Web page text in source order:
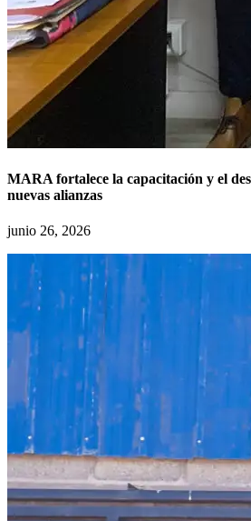
MARA fortalece la capacitación y el
nuevas alianzas
junio 26, 2026